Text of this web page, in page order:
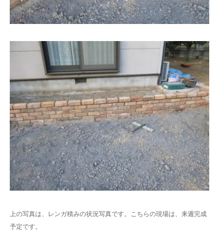
上の写真は、レンガ積みの状況写真です。こちらの現場は、来週完成
予定です。